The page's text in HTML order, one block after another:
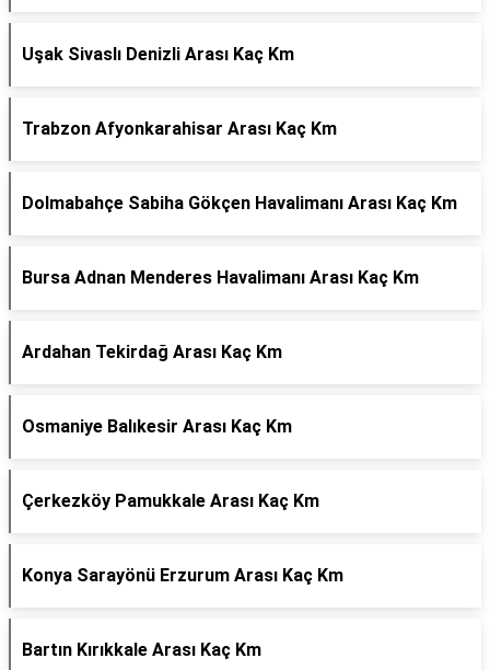
Uşak Sivaslı Denizli Arası Kaç Km
Trabzon Afyonkarahisar Arası Kaç Km
Dolmabahçe Sabiha Gökçen Havalimanı Arası Kaç Km
Bursa Adnan Menderes Havalimanı Arası Kaç Km
Ardahan Tekirdağ Arası Kaç Km
Osmaniye Balıkesir Arası Kaç Km
Çerkezköy Pamukkale Arası Kaç Km
Konya Sarayönü Erzurum Arası Kaç Km
Bartın Kırıkkale Arası Kaç Km